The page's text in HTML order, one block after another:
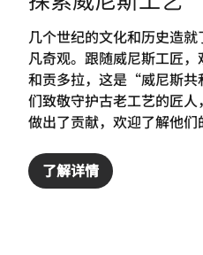
几个世纪的文化和历史造
凡奇观。跟随威尼斯工匠
和贡多拉，这是“威尼斯
们致敬守护古老工艺的匠
做出了贡献，欢迎了解他们
了解详情